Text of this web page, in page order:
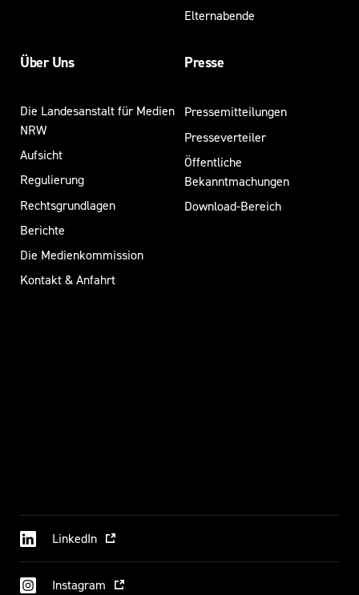
Elternabende
Über Uns
Die Landesanstalt für Medien
NRW
Aufsicht
Regulierung
Rechtsgrundlagen
Berichte
Die Medienkommission
Kontakt & Anfahrt
Presse
Pressemitteilungen
Presseverteiler
Öffentliche
Bekanntmachungen
Download-Bereich
LinkedIn
Instagram